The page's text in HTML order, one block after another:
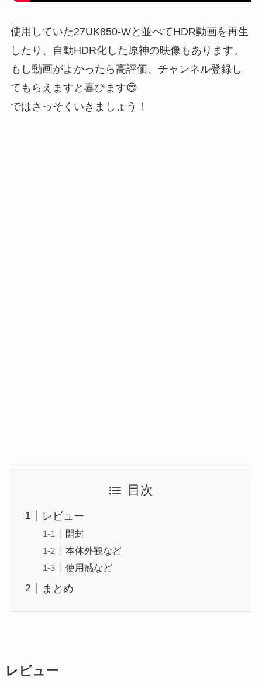
使用していた27UK850-Wと並べてHDR動画を再生
したり、自動HDR化した原神の映像もあります。
もし動画がよかったら高評価、チャンネル登録し
てもらえますと喜びます😊
ではさっそくいきましょう！
目次
レビュー
開封
本体外観など
使用感など
まとめ
レビュー